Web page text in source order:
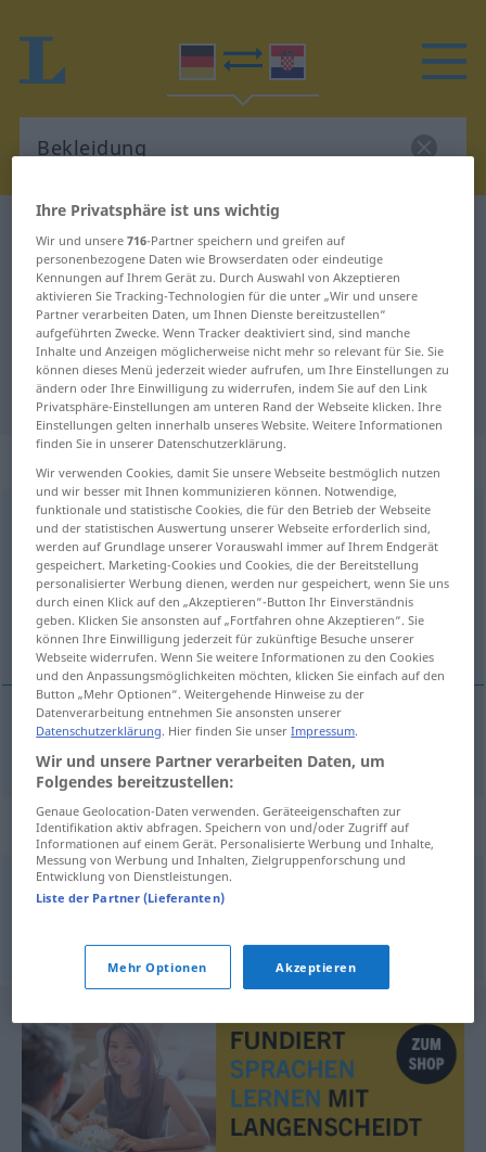
Deutsch-Kroatisch Übersetzung für
"Bekleidung"
"Bekleidung" Kroatisch
Übersetzung
„Bekleidung“ : Femininum
Bekleidung f <Bekleidung;-en >
Übersicht aller Übersetzungen
(Für mehr Details die Übersetzung anklicken/antippen)
odjeća
Bekleidung
Synonyme für "Bekleidung"
Kluft,Garderobe,Kleidung
© OpenThesaurus.de
Ihre Privatsphäre ist uns wichtig
Wir und unsere716-Partner speichern und greifen auf
personenbezogene Daten wie Browserdaten oder eindeutige
Kennungen auf Ihrem Gerät zu. Durch Auswahl von Akzeptieren
aktivieren Sie Tracking-Technologien für die unter „Wir und unsere
Partner verarbeiten Daten, um Ihnen Dienste bereitzustellen“
aufgeführten Zwecke. Wenn Tracker deaktiviert sind, sind manche
Inhalte und Anzeigen möglicherweise nicht mehr so relevant für Sie. Sie
können dieses Menü jederzeit wieder aufrufen, um Ihre Einstellungen zu
ändern oder Ihre Einwilligung zu widerrufen, indem Sie auf den Link
Privatsphäre-Einstellungen am unteren Rand der Webseite klicken. Ihre
Einstellungen gelten innerhalb unseres Website. Weitere Informationen
finden Sie in unserer Datenschutzerklärung.
Wir verwenden Cookies, damit Sie unsere Webseite bestmöglich nutzen
und wir besser mit Ihnen kommunizieren können. Notwendige,
funktionale und statistische Cookies, die für den Betrieb der Webseite
und der statistischen Auswertung unserer Webseite erforderlich sind,
werden auf Grundlage unserer Vorauswahl immer auf Ihrem Endgerät
gespeichert. Marketing-Cookies und Cookies, die der Bereitstellung
personalisierter Werbung dienen, werden nur gespeichert, wenn Sie uns
durch einen Klick auf den „Akzeptieren“-Button Ihr Einverständnis
geben. Klicken Sie ansonsten auf „Fortfahren ohne Akzeptieren“. Sie
können Ihre Einwilligung jederzeit für zukünftige Besuche unserer
Webseite widerrufen. Wenn Sie weitere Informationen zu den Cookies
und den Anpassungsmöglichkeiten möchten, klicken Sie einfach auf den
Button „Mehr Optionen“. Weitergehende Hinweise zu der
Datenverarbeitung entnehmen Sie ansonsten unserer
Datenschutzerklärung. Hier finden Sie unserImpressum.
Wir und unsere Partner verarbeiten Daten, um
Folgendes bereitzustellen:
Genaue Geolocation-Daten verwenden. Geräteeigenschaften zur
Identifikation aktiv abfragen. Speichern von und/oder Zugriff auf
Informationen auf einem Gerät. Personalisierte Werbung und Inhalte,
Messung von Werbung und Inhalten, Zielgruppenforschung und
Entwicklung von Dienstleistungen.
Liste der Partner (Lieferanten)
Mehr Optionen Akzeptieren